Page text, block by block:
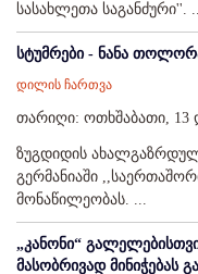
სასახლეთა საგანძური''.
სტუმრები - ნანა
დილის ჩართვა
თარიღი: ოთხშაბათი, 13
ზუგდიდის
გერმანიაში
მონაწილეობას. ...
„კანონი“
მასობრივად მინიჭებას